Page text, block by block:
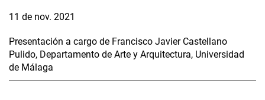
11 de nov. 2021
Presentación a cargo de Francisco Javier Castellano
Pulido, Departamento de Arte y Arquitectura, Universidad
de Málaga